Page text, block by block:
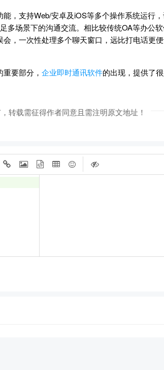
，支持Web/安卓及iOS等多个操作系统运行
多场景下的沟通交流。相比较传统OA等办公
，一次性处理多个聊天窗口，远比打电话更
要部分， 企业即时通讯软件的出现，提供了
转载需征得作者同意且需注明原文地址！